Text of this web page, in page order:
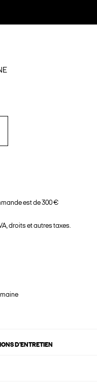
est de 300 €
droits et autres taxes.
D'ENTRETIEN